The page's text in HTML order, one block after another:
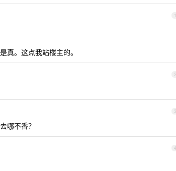
1
真。这点我站楼主的。
2
3
哪不香？
4